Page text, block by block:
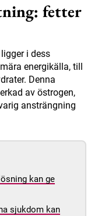
fetter
i dess
energikälla, till
Denna
av östrogen,
ansträngning
kan ge
sjukdom kan